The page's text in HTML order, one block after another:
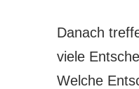
Danach
viele
Welche